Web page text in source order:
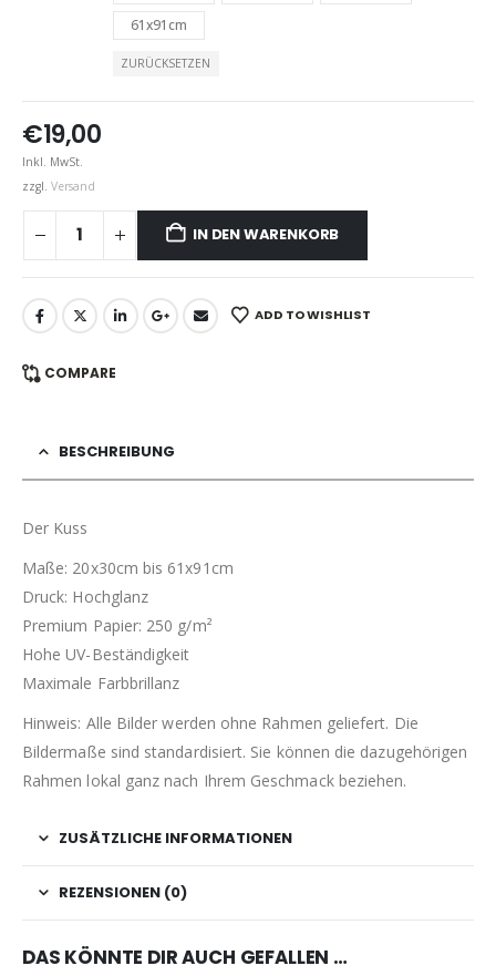
61x91cm
ZURÜCKSETZEN
€19,00
Inkl. MwSt.
zzgl. Versand
IN DEN WARENKORB
ADD TO WISHLIST
COMPARE
BESCHREIBUNG
Der Kuss
Maße: 20x30cm bis 61x91cm
Druck: Hochglanz
Premium Papier: 250 g/m²
Hohe UV-Beständigkeit
Maximale Farbbrillanz
Hinweis: Alle Bilder werden ohne Rahmen geliefert. Die
Bildermaße sind standardisiert. Sie können die dazugehörigen
Rahmen lokal ganz nach Ihrem Geschmack beziehen.
ZUSÄTZLICHE INFORMATIONEN
REZENSIONEN (0)
DAS KÖNNTE DIR AUCH GEFALLEN …